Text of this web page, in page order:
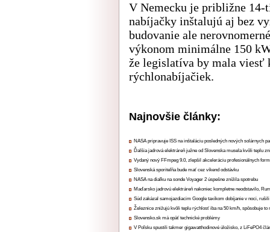
V Nemecku je približne 14-
nabíjačky inštalujú aj bez
budovanie ale
výkonom minimálne 150
že legislatíva by mala viesť
rýchlonabíjačiek.
Najnovšie články:
NASA pripravuje ISS na inštaláciu posledných nových solárnych
Ďalšia jadrová elektráreň južne od Slovenska musela kvôli teplu
Vydaný nový FFmpeg 9.0, zlepšil akceleráciu profesionálnych
Slovenská sporiteľňa bude mať cez víkend odstávku
NASA na diaľku na sonde Voyager 2 úspešne znížila spotrebu
Maďarsko jadrovú elektráreň nakoniec kompletne neodstavilo,
Súd zakázal samojazdiacim Google taxíkom dobíjanie v noci,
Železnice znižujú kvôli teplu rýchlosť iba na 50 km/h, spôsobuje to
Slovensko.sk má opäť technické problémy
V Poľsku spustili takmer gigawatthodinové úložisko, z LiFePO4